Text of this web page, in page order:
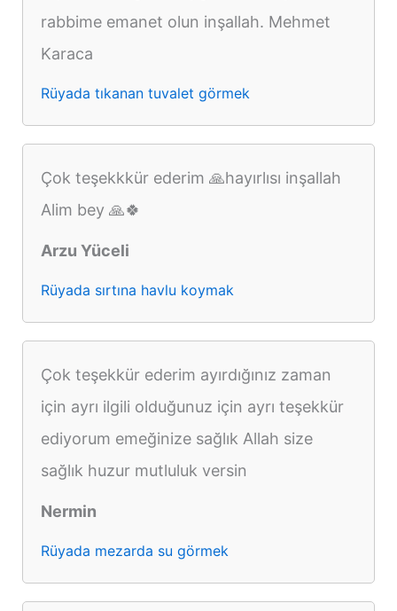
rabbime emanet olun inşallah. Mehmet
Karaca
Rüyada tıkanan tuvalet görmek
Çok teşekkkür ederim 🙏hayırlısı inşallah
Alim bey 🙏🍀
Arzu Yüceli
Rüyada sırtına havlu koymak
Çok teşekkür ederim ayırdığınız zaman
için ayrı ilgili olduğunuz için ayrı teşekkür
ediyorum emeğinize sağlık Allah size
sağlık huzur mutluluk versin
Nermin
Rüyada mezarda su görmek